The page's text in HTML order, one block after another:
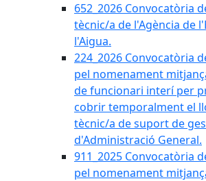
652_2026 Convocatòria
tècnic/a de l'Agència de
l'Aigua.
224_2026 Convocatòria
pel nomenament
de funcionari interí per
cobrir temporalment el
tècnic/a de suport de
d'Administració General.
911_2025 Convocatòria
pel nomenament